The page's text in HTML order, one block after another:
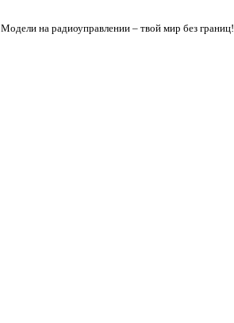
Модели на радиоуправлении – твой мир без границ!